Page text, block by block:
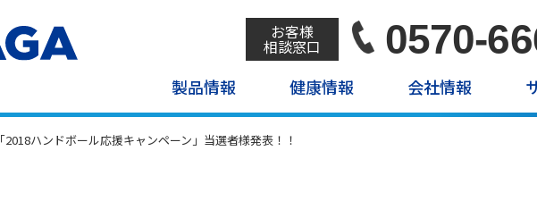
お客様
相談窓口 0570-
製品情報 健康情報 会社情報
「2018ハンドボール応援キャンペーン」当選者様発表！！